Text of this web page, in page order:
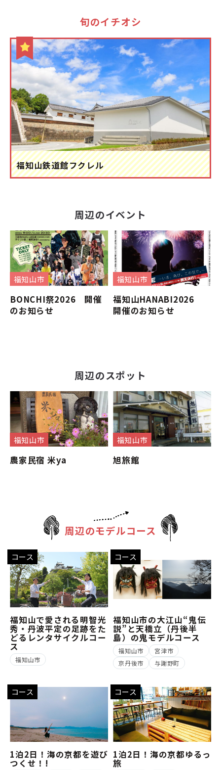
旬のイチオシ
福知山鉄道館フクレル
周辺のイベント
福知山市
BONCHI祭2026 開催
のお知らせ
福知山市
福知山HANABI2026
開催のお知らせ
周辺のスポット
福知山市
農家民宿 米ya
福知山市
旭旅館
周辺のモデルコース
コース
福知山で愛される明智光
秀・丹波平定の足跡をた
どるレンタサイクルコー
ス
福知山市
コース
福知山市の大江山“鬼伝
説”と天橋立（丹後半
島）の鬼モデルコース
福知山市
宮津市
京丹後市
与謝野町
コース
1泊2日！海の京都を遊び
つくせ！!
コース
1泊2日！海の京都ゆるっ
旅